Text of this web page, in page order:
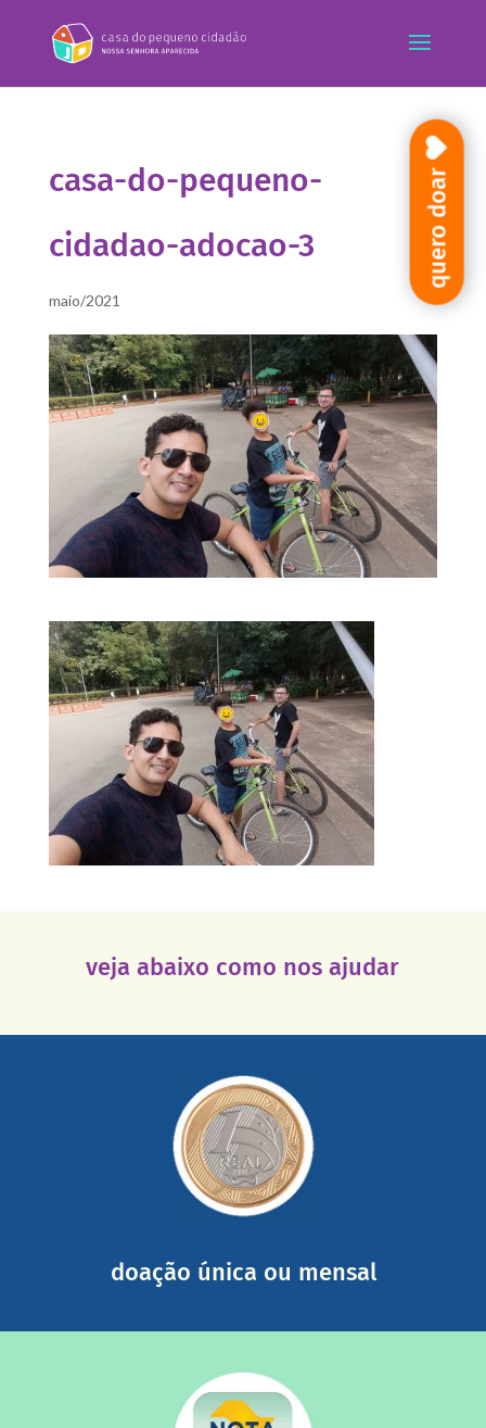
casa-do-pequeno-
cidadao-adocao-3
maio/2021
veja abaixo como nos ajudar
doação única ou mensal
mail mostrando tudo o que fizemos com a sua ajuda
somada a de outras pessoas.
saiba mais
quero doar